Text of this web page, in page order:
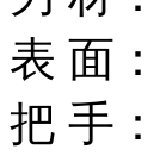
表 面
把 手